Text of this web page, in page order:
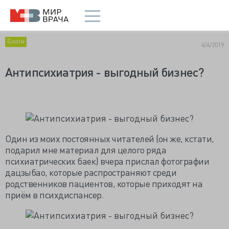
Блоги 4/4/2019
Антипсихиатрия - выгодный бизнес?
Один из моих постоянных читателей (он же, кстати,
подарил мне материал для целого ряда
психиатрических баек) вчера прислал фотографии
дацзыбао, которые распространяют среди
родственников пациентов, которые приходят на
приём в психдиспансер.